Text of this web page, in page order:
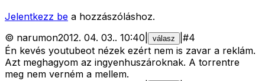
Jelentkezz be a hozzászóláshoz.
© narumon2012. 04. 03.. 10:40 válasz #4
Én kevés youtubeot nézek ezért nem is zavar a reklám.
Azt meghagyom az ingyenhuszároknak. A torrentre
meg nem verném a mellem.